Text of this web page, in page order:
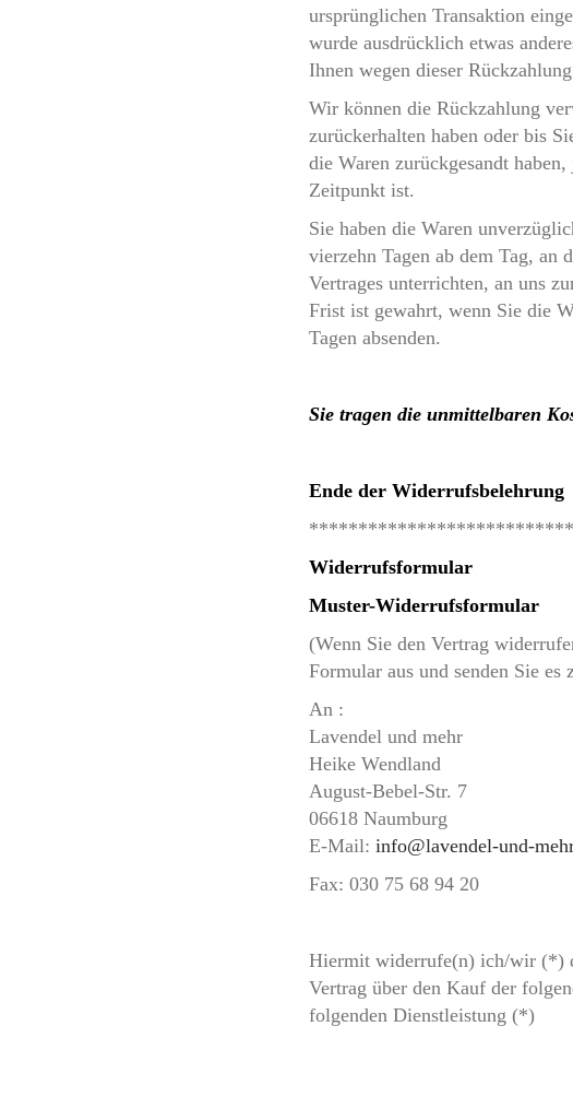
ursprünglichen Transaktion
wurde ausdrücklich etwas
Ihnen wegen dieser
Wir können die Rückzahlung
zurückerhalten haben oder bis
die Waren zurückgesandt
Zeitpunkt ist.
Sie haben die Waren
vierzehn Tagen ab dem Tag, an
Vertrages unterrichten, an uns
Frist ist gewahrt, wenn Sie die
Tagen absenden.
Sie tragen die unmittelbaren
Ende der Widerrufsbelehrung
Widerrufsformular
Muster-Widerrufsformular
(Wenn Sie den Vertrag
Formular aus und senden Sie es
An :
Lavendel und mehr
Heike Wendland
August-Bebel-Str. 7
06618 Naumburg
E-Mail: info@lavendel-und-
Fax: 030 75 68 94 20
Hiermit widerrufe(n) ich/wir (*)
Vertrag über den Kauf der
folgenden Dienstleistung (*)